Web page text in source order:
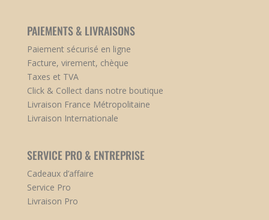
PAIEMENTS & LIVRAISONS
Paiement sécurisé en ligne
Facture, virement, chèque
Taxes et TVA
Click & Collect dans notre boutique
Livraison France Métropolitaine
Livraison Internationale
SERVICE PRO & ENTREPRISE
Cadeaux d’affaire
Service Pro
Livraison Pro